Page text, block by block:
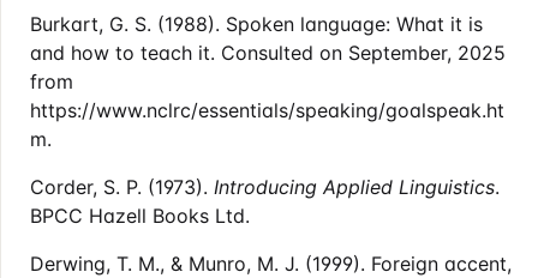
Burkart, G. S. (1988). Spoken language: What it is
and how to teach it. Consulted on September, 2025
from
https://www.nclrc/essentials/speaking/goalspeak.ht
m.
Corder, S. P. (1973). Introducing Applied Linguistics.
BPCC Hazell Books Ltd.
Derwing, T. M., & Munro, M. J. (1999). Foreign accent,